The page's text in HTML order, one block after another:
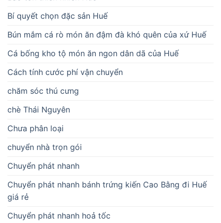
Bí quyết chọn đặc sản Huế
Bún mắm cá rò món ăn đậm đà khó quên của xứ Huế
Cá bống kho tộ món ăn ngon dân dã của Huế
Cách tính cước phí vận chuyển
chăm sóc thú cưng
chè Thái Nguyên
Chưa phân loại
chuyển nhà trọn gói
Chuyển phát nhanh
Chuyển phát nhanh bánh trứng kiến Cao Bằng đi Huế
giá rẻ
Chuyển phát nhanh hoả tốc